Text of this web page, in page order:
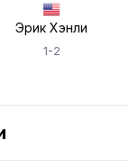
Эрик Хэнли
1-2